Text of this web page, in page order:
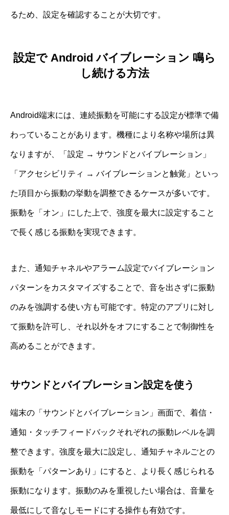
るため、設定を確認することが大切です。
設定で Android バイブレーション 鳴ら
し続ける方法
Android端末には、連続振動を可能にする設定が標準で備
わっていることがあります。機種により名称や場所は異
なりますが、「設定 → サウンドとバイブレーション」
「アクセシビリティ → バイブレーションと触覚」といっ
た項目から振動の挙動を調整できるケースが多いです。
振動を「オン」にした上で、強度を最大に設定すること
で長く感じる振動を実現できます。
また、通知チャネルやアラーム設定でバイブレーション
パターンをカスタマイズすることで、音を出さずに振動
のみを強調する使い方も可能です。特定のアプリに対し
て振動を許可し、それ以外をオフにすることで制御性を
高めることができます。
サウンドとバイブレーション設定を使う
端末の「サウンドとバイブレーション」画面で、着信・
通知・タッチフィードバックそれぞれの振動レベルを調
整できます。強度を最大に設定し、通知チャネルごとの
振動を「パターンあり」にすると、より長く感じられる
振動になります。振動のみを重視したい場合は、音量を
最低にして音なしモードにする操作も有効です。